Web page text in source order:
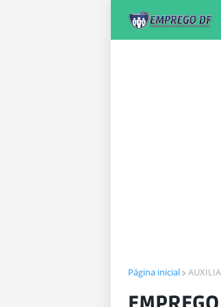
Página inicial